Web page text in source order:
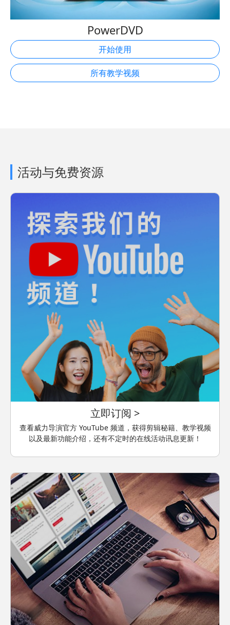
PowerDVD
开始使用
所有教学视频
活动与免费资源
立即订阅 >
查看威力导演官方 YouTube 频道，获得剪辑秘籍、教学视频
以及最新功能介绍，还有不定时的在线活动讯息更新！